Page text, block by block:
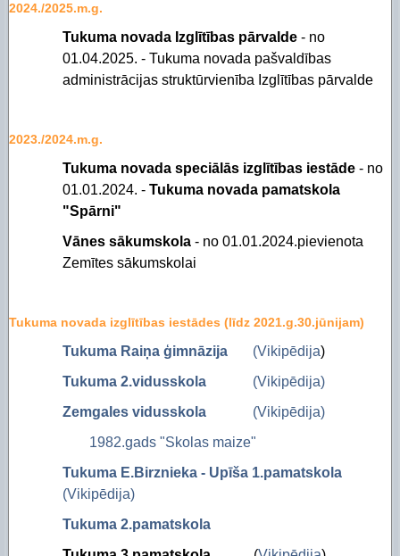
2024./2025.m.g.
Tukuma novada Izglītības pārvalde - no
01.04.2025. - Tukuma novada pašvaldības
administrācijas struktūrvienība Izglītības pārvalde
2023./2024.m.g.
Tukuma novada speciālās izglītības iestāde - no
01.01.2024. - Tukuma novada pamatskola
"Spārni"
Vānes sākumskola - no 01.01.2024.pievienota
Zemītes sākumskolai
Tukuma novada izglītības iestādes (līdz 2021.g.30.jūnijam)
Tukuma Raiņa ģimnāzija (Vikipēdija)
Tukuma 2.vidusskola
(Vikipēdija)
Zemgales vidusskola
(Vikipēdija)
1982.gads "Skolas maize"
Tukuma E.Birznieka - Upīša 1.pamatskola
(Vikipēdija)
Tukuma 2.pamatskola